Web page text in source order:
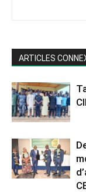
ARTICLES